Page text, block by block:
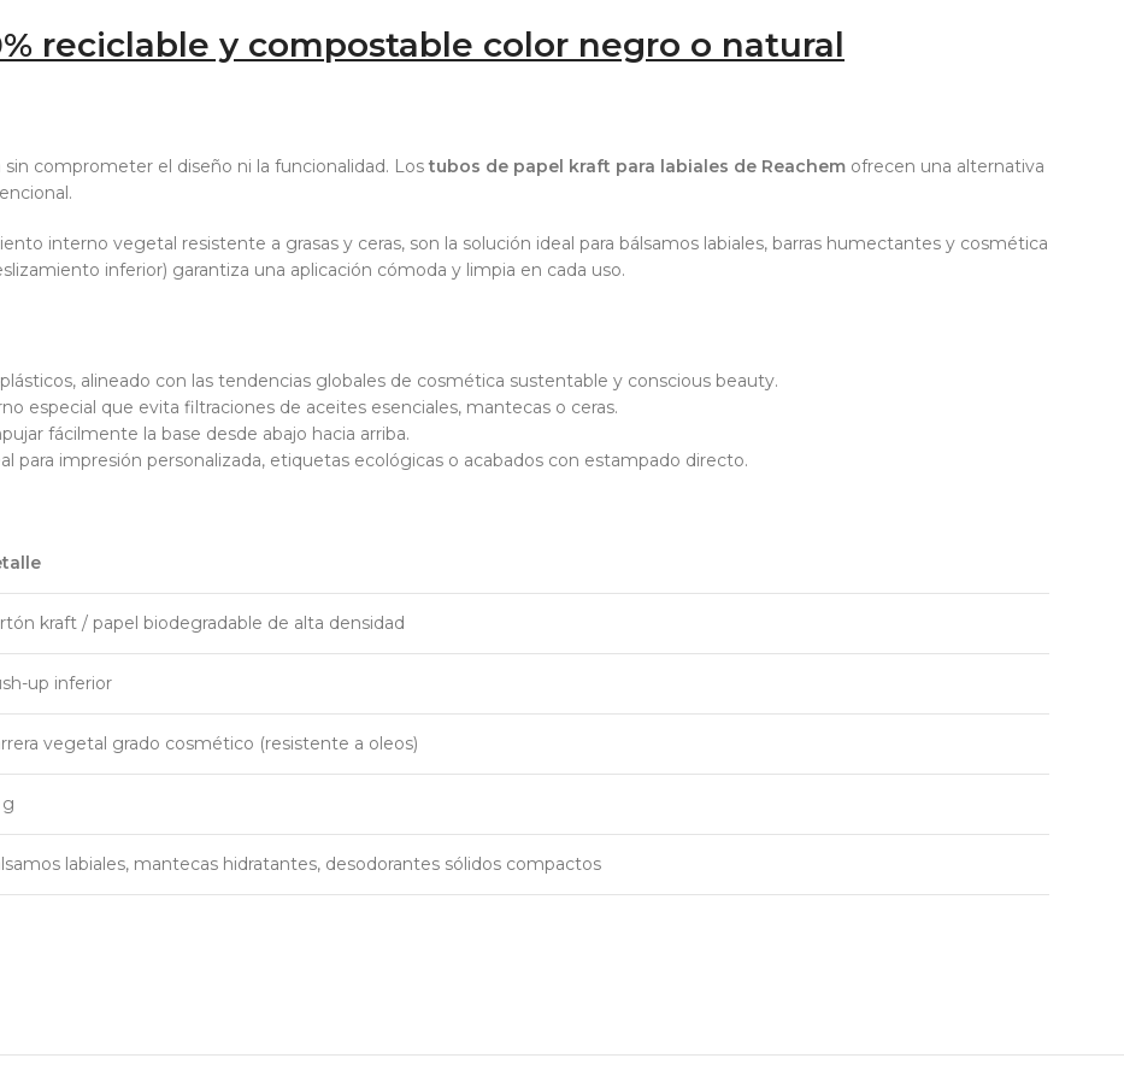
reciclable y compostable color negro o natural
comprometer el diseño ni la funcionalidad. Lostubos de papel kraft para labiales de Reachem ofrecen una alternativa
interno vegetal resistente a grasas y ceras, son la solución ideal para bálsamos labiales, barras humectantes y cosmética
inferior) garantiza una aplicación cómoda y limpia en cada uso.
alineado con las tendencias globales de cosmética sustentable y conscious beauty.
especial que evita filtraciones de aceites esenciales, mantecas o ceras.
fácilmente la base desde abajo hacia arriba.
para impresión personalizada, etiquetas ecológicas o acabados con estampado directo.
kraft / papel biodegradable de alta densidad
up inferior
vegetal grado cosmético (resistente a oleos)
labiales, mantecas hidratantes, desodorantes sólidos compactos